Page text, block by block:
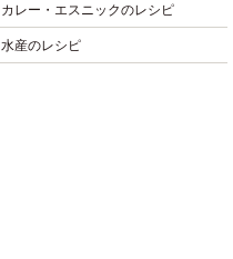
カレー・エスニックのレシピ
水産のレシピ